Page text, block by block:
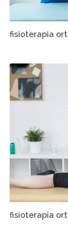
fisioterapia
fisioterapia